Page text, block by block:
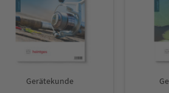
Gewässerkunde